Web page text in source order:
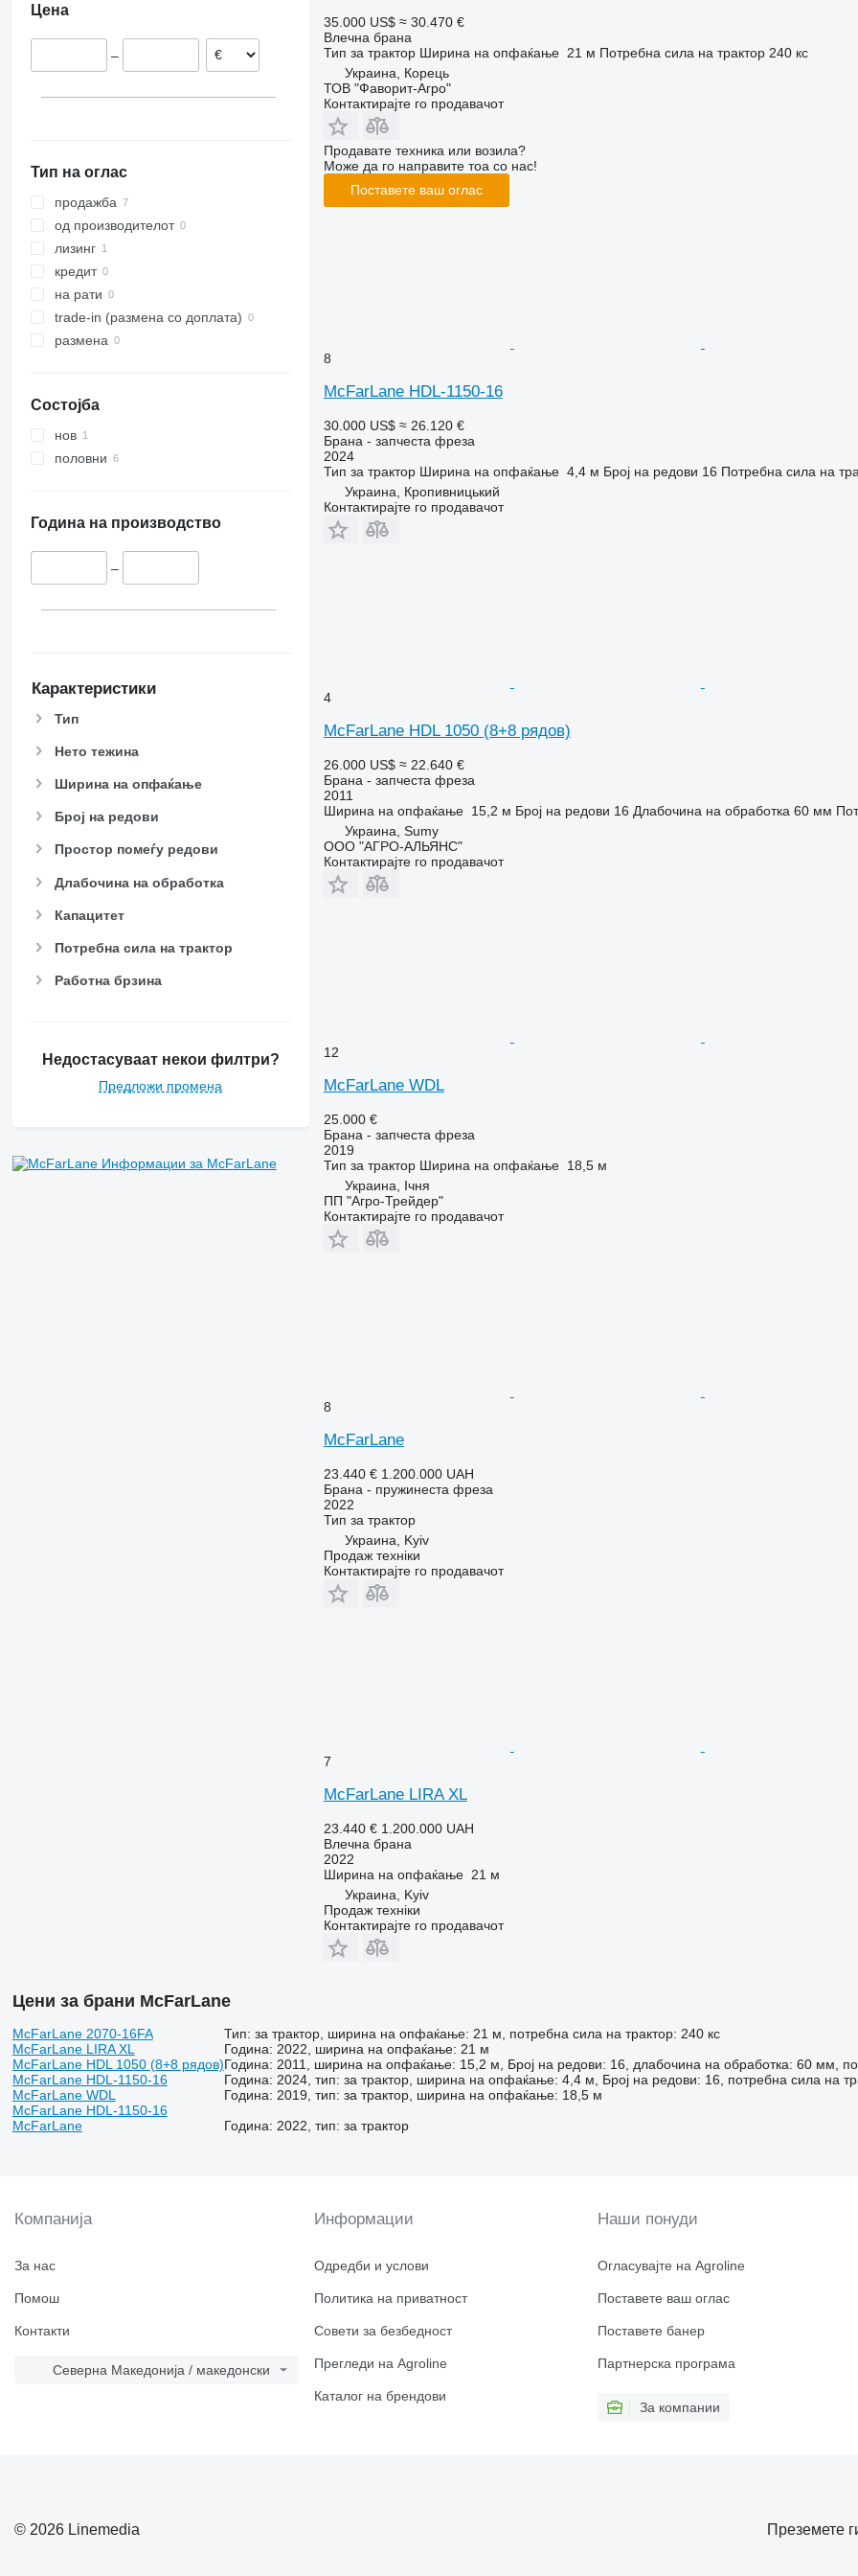
Цена
–
Тип на оглас
продажба
од производителот
лизинг
кредит
на рати
trade-in (размена со доплата)
размена
Состојба
нов
половни
Година на производство
–
Карактеристики
Тип
Нето тежина
Ширина на опфаќање
Број на редови
Простор помеѓу редови
Длабочина на обработка
Капацитет
Потребна сила на трактор
Работна брзина
Недостасуваат некои филтри?
Предложи промена
Информации за McFarLane
35.000 US$ ≈ 30.470 €
Влечна брана
Тип за трактор Ширина на опфаќање 21 м Потребна сила на трактор 240 кс
Украина, Корець
ТОВ "Фаворит-Агро"
Контактирајте го продавачот
Продавате техника или возила?
Може да го направите тоа со нас!
Поставете ваш оглас
8
McFarLane HDL-1150-16
30.000 US$ ≈ 26.120 €
Брана - запчеста фреза
2024
Тип за трактор Ширина на опфаќање 4,4 м Број на редови 16 Потребна сила на
Украина, Кропивницький
Контактирајте го продавачот
4
McFarLane HDL 1050 (8+8 рядов)
26.000 US$ ≈ 22.640 €
Брана - запчеста фреза
2011
Ширина на опфаќање 15,2 м Број на редови 16 Длабочина на обработка 60 мм
Украина, Sumy
ООО "АГРО-АЛЬЯНС"
Контактирајте го продавачот
12
McFarLane WDL
25.000 €
Брана - запчеста фреза
2019
Тип за трактор Ширина на опфаќање 18,5 м
Украина, Ічня
ПП "Агро-Трейдер"
Контактирајте го продавачот
8
McFarLane
23.440 € 1.200.000 UAH
Брана - пружинеста фреза
2022
Тип за трактор
Украина, Kyiv
Продаж техніки
Контактирајте го продавачот
7
McFarLane LIRA XL
23.440 € 1.200.000 UAH
Влечна брана
2022
Ширина на опфаќање 21 м
Украина, Kyiv
Продаж техніки
Контактирајте го продавачот
Цени за брани McFarLane
McFarLane 2070-16FA Тип: за трактор, ширина на опфаќање: 21 м, потребна сила на трактор: 240 кс
McFarLane LIRA XL
Година: 2022, ширина на опфаќање: 21 м
McFarLane HDL 1050 (8+8 рядов)Година: 2011, ширина на опфаќање: 15,2 м, Број на редови: 16, длабочина на обработка: 60 мм,
McFarLane HDL-1150-16
Година: 2024, тип: за трактор, ширина на опфаќање: 4,4 м, Број на редови: 16, потребна сила на
McFarLane WDL
Година: 2019, тип: за трактор, ширина на опфаќање: 18,5 м
McFarLane HDL-1150-16
McFarLane
Година: 2022, тип: за трактор
Компанија
За нас
Помош
Контакти
Северна Македонија / македонски
Информации
Одредби и услови
Политика на приватност
Совети за безбедност
Прегледи на Agroline
Каталог на брендови
Наши понуди
Огласувајте на Agroline
Поставете ваш оглас
Поставете банер
Партнерска програма
За компании
© 2026 Linemedia Преземете